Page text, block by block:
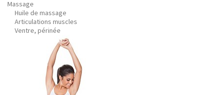
Massage
Huile de massage
Articulations muscles
Ventre, périnée